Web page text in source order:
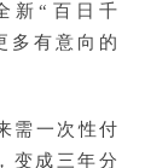
新“百日千
多有意向的
需一次性付
变成三年分